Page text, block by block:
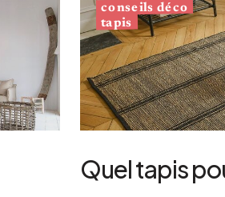
conseils déco
tapis
Quel tapis